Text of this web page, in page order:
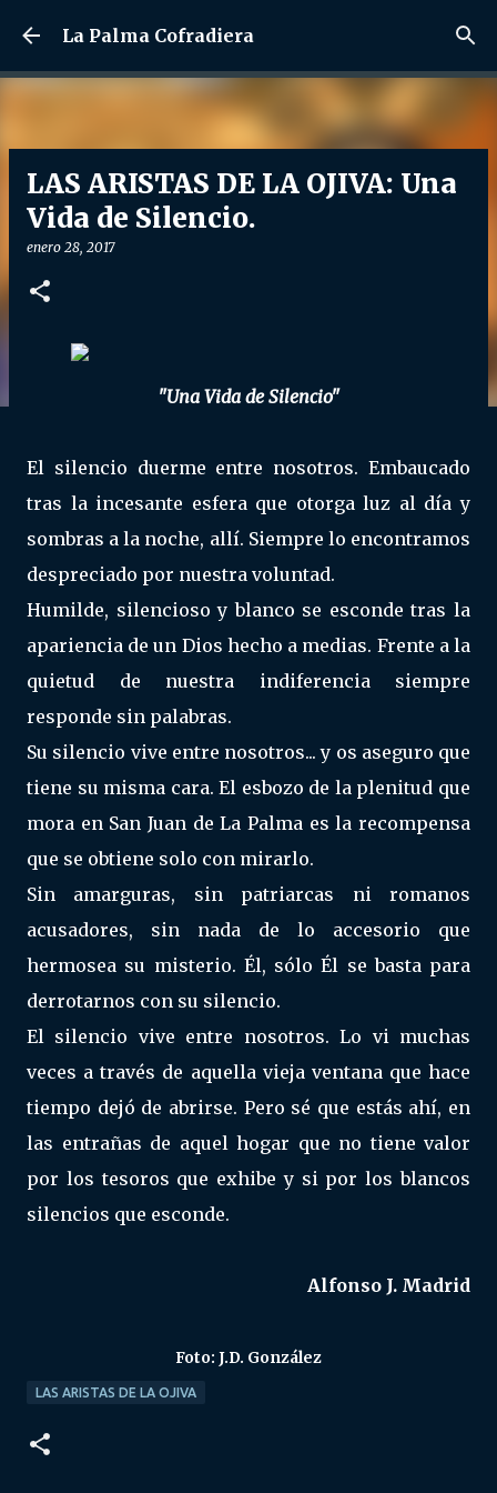
Ir al contenido principal
La Palma Cofradiera
LAS ARISTAS DE LA OJIVA: Una
Vida de Silencio.
enero 28, 2017
"Una Vida de Silencio"
El silencio duerme entre nosotros. Embaucado
tras la incesante esfera que otorga luz al día y
sombras a la noche, allí. Siempre lo encontramos
despreciado por nuestra voluntad.
Humilde, silencioso y blanco se esconde tras la
apariencia de un Dios hecho a medias. Frente a la
quietud de nuestra indiferencia siempre
responde sin palabras.
Su silencio vive entre nosotros... y os aseguro que
tiene su misma cara. El esbozo de la plenitud que
mora en San Juan de La Palma es la recompensa
que se obtiene solo con mirarlo.
Sin amarguras, sin patriarcas ni romanos
acusadores, sin nada de lo accesorio que
hermosea su misterio. Él, sólo Él se basta para
derrotarnos con su silencio.
El silencio vive entre nosotros. Lo vi muchas
veces a través de aquella vieja ventana que hace
tiempo dejó de abrirse. Pero sé que estás ahí, en
las entrañas de aquel hogar que no tiene valor
por los tesoros que exhibe y si por los blancos
silencios que esconde.
Alfonso J. Madrid
Foto: J.D. González
LAS ARISTAS DE LA OJIVA